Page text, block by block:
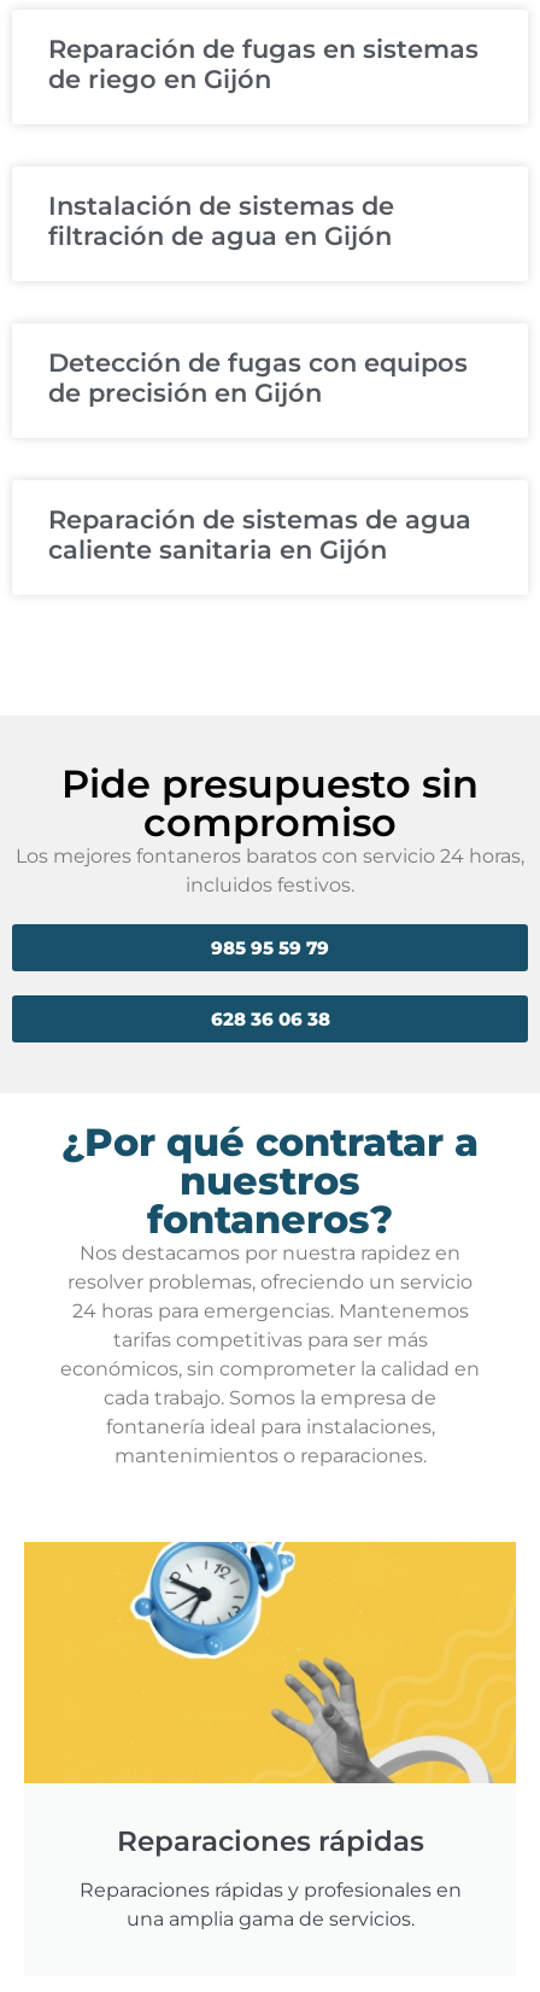
Reparación de fugas en sistemas
de riego en Gijón
Instalación de sistemas de
filtración de agua en Gijón
Detección de fugas con equipos
de precisión en Gijón
Reparación de sistemas de agua
caliente sanitaria en Gijón
Pide presupuesto sin
compromiso
Los mejores fontaneros baratos con servicio 24 horas,
incluidos festivos.
628 36 06 38
985 95 59 79
¿Por qué contratar a
nuestros
fontaneros?
Nos destacamos por nuestra rapidez en
resolver problemas, ofreciendo un servicio
24 horas para emergencias. Mantenemos
tarifas competitivas para ser más
económicos, sin comprometer la calidad en
cada trabajo. Somos la empresa de
fontanería ideal para instalaciones,
mantenimientos o reparaciones.
Reparaciones rápidas
Reparaciones rápidas y profesionales en
una amplia gama de servicios.